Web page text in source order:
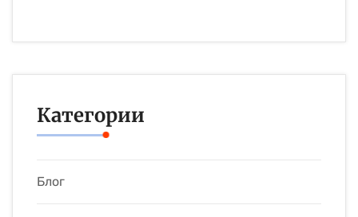
Категории
Блог